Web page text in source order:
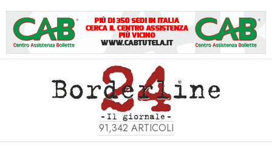
91,342 ARTICOLI